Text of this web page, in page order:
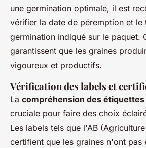
une germination optimale, il est
vérifier la date de péremption et le
germination indiqué sur le paquet.
garantissent que les graines
vigoureux et productifs.
Vérification des labels et
La compréhension des
cruciale pour faire des choix
Les labels tels que l'AB
certifient que les graines n'ont pas